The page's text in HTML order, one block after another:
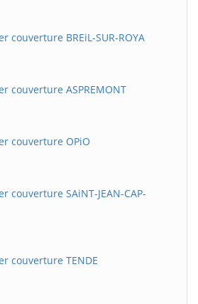
couverture BREiL-SUR-ROYA
couverture ASPREMONT
couverture OPiO
couverture SAiNT-JEAN-CAP-
couverture TENDE